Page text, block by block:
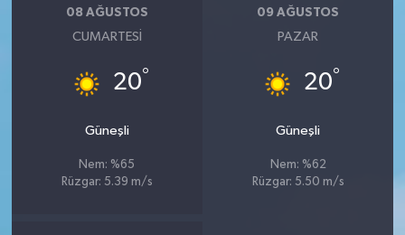
08 AĞUSTOS
CUMARTESI
20°
Güneşli
Nem: %65
Rüzgar: 5.39 m/s
09 AĞUSTOS
PAZAR
20°
Güneşli
Nem: %62
Rüzgar: 5.50 m/s